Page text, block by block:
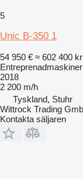
5
Unic B-350 1
54 950 € ≈ 602 400 kr
2018
2 200 m/h
Tyskland, Stuhr
Wittrock Trading
Kontakta säljaren